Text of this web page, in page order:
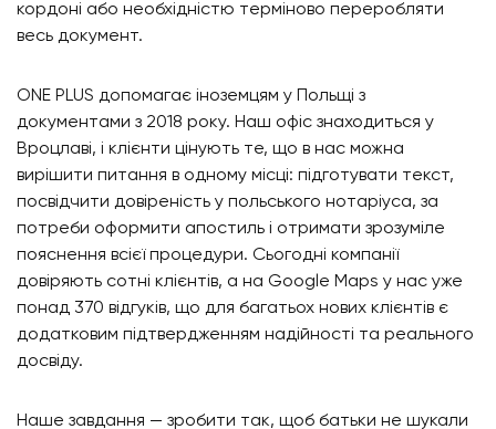
кордоні або необхідністю терміново переробляти
весь документ.
ONE PLUS допомагає іноземцям у Польщі з
документами з 2018 року. Наш офіс знаходиться у
Вроцлаві, і клієнти цінують те, що в нас можна
вирішити питання в одному місці: підготувати текст,
посвідчити довіреність у польського нотаріуса, за
потреби оформити апостиль і отримати зрозуміле
пояснення всієї процедури. Сьогодні компанії
довіряють сотні клієнтів, а на Google Maps у нас уже
понад 370 відгуків, що для багатьох нових клієнтів є
додатковим підтвердженням надійності та реального
досвіду.
Наше завдання — зробити так, щоб батьки не шукали